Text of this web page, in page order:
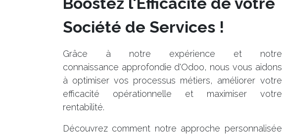
Société de Services !
Grâce à notre expérience et notre
connaissance approfondie d'Odoo, nous vous aidons
à optimiser vos processus métiers, améliorer votre
efficacité opérationnelle et maximiser votre
rentabilité.
Découvrez comment notre approche personnalisée